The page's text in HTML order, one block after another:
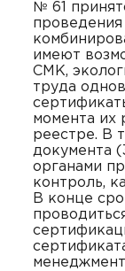
№ 61
имеют
СМК,
труда
момента их
реестре. В
документа
органами
контроль,
В конце